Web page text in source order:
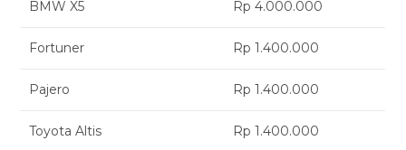
BMW X5 Rp 4.000.000
Fortuner Rp 1.400.000
Pajero Rp 1.400.000
Toyota Altis Rp 1.400.000